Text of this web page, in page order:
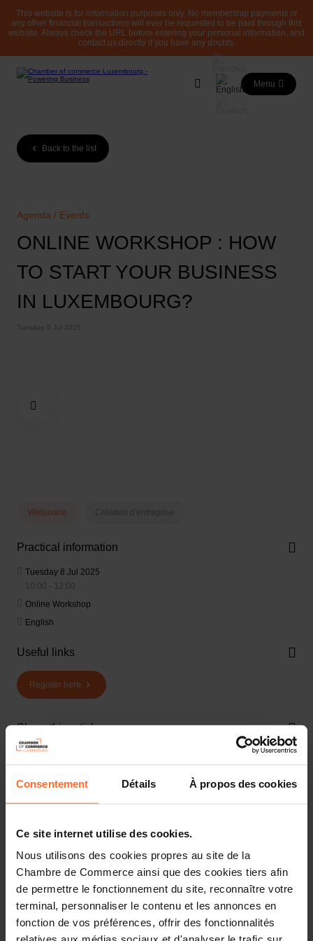
Consentement Détails À propos des cookies
Ce site internet utilise des cookies.
Nous utilisons des cookies propres au site de la
Chambre de Commerce ainsi que des cookies tiers afin
de permettre le fonctionnement du site, reconnaître votre
terminal, personnaliser le contenu et les annonces en
fonction de vos préférences, offrir des fonctionnalités
This website is for information purposes only. No membership payments or
any other financial transactions will ever be requested to be paid through this
website. Always check the URL before entering your personal information, and
contact us directly if you have any doubts.
Menu
Back to the list
Agenda / Events
ONLINE WORKSHOP : HOW
TO START YOUR BUSINESS
IN LUXEMBOURG?
Tuesday 8 Jul 2025
Webinaire Création d'entreprise
Practical information
Tuesday 8 Jul 2025
10:00 - 12:00
Online Workshop
English
Useful links
Register here
Share this article
You are starting a business from scratch or buying an
existing one in Luxembourg? Let’s get guided by the
advisors of the House of Entrepreneurship, the single
point of contact for entrepreneurs.